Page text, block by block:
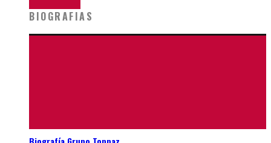
BIOGRAFIAS